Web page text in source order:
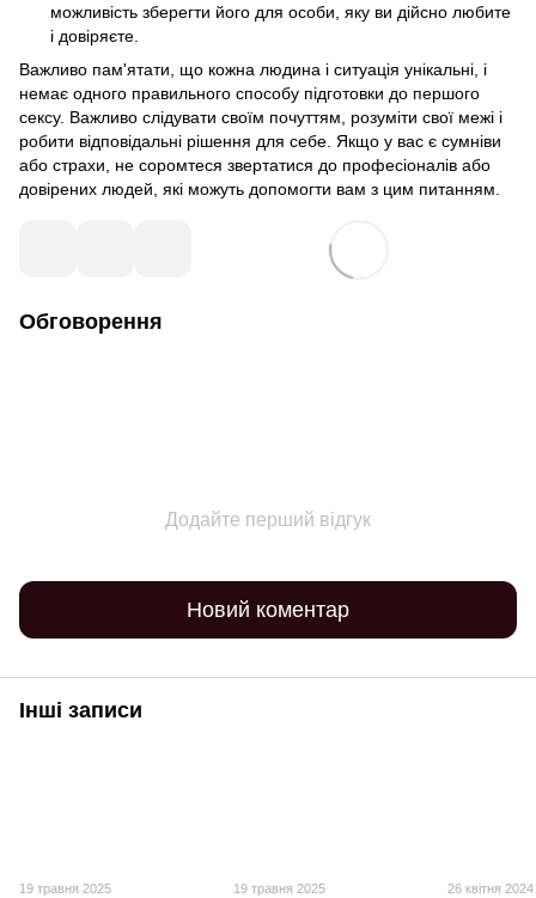
можливість зберегти його для особи, яку ви дійсно любите
і довіряєте.
Важливо пам'ятати, що кожна людина і ситуація унікальні, і
немає одного правильного способу підготовки до першого
сексу. Важливо слідувати своїм почуттям, розуміти свої межі і
робити відповідальні рішення для себе. Якщо у вас є сумніви
або страхи, не соромтеся звертатися до професіоналів або
довірених людей, які можуть допомогти вам з цим питанням.
Обговорення
Додайте перший відгук
Новий коментар
Інші записи
19 травня 2025 19 травня 2025 26 квітня 2024